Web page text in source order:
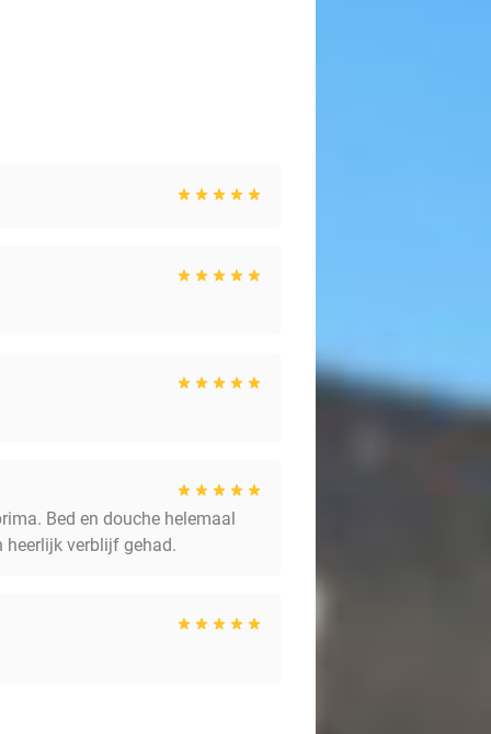
Bed en douche helemaal
heerlijk verblijf gehad.